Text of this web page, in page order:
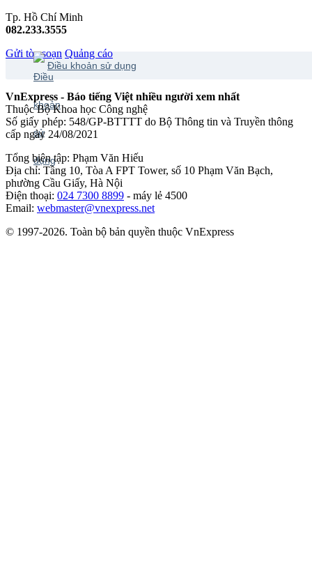
Tp. Hồ Chí Minh
082.233.3555
Gửi tòa soạn Quảng cáo
Điều khoản sử dụng
VnExpress - Báo tiếng Việt nhiều người xem nhất
Thuộc Bộ Khoa học Công nghệ
Số giấy phép: 548/GP-BTTTT do Bộ Thông tin và Truyền thông
cấp ngày 24/08/2021
Tổng biên tập: Phạm Văn Hiếu
Địa chỉ: Tầng 10, Tòa A FPT Tower, số 10 Phạm Văn Bạch,
phường Cầu Giấy, Hà Nội
Điện thoại: 024 7300 8899 - máy lẻ 4500
Email: webmaster@vnexpress.net
© 1997-2026. Toàn bộ bản quyền thuộc VnExpress